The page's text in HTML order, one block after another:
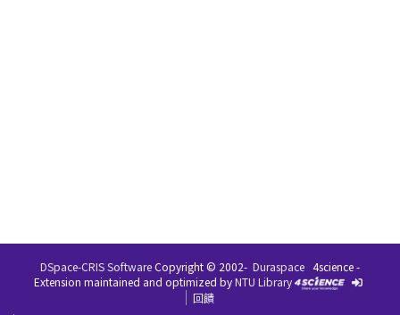
DSpace-CRIS SoftwareCopyright © 2002- Duraspace 4science -
Extension maintained and optimized byNTU Library
回饋